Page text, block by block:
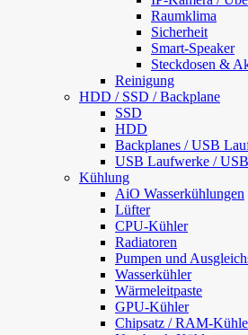
Raumklima
Sicherheit
Smart-Speaker
Steckdosen &
Reinigung
HDD / SSD / Backplane
SSD
HDD
Backplanes / USB
USB Laufwerke /
Kühlung
AiO Wasserkühlungen
Lüfter
CPU-Kühler
Radiatoren
Pumpen und
Wasserkühler
Wärmeleitpaste
GPU-Kühler
Chipsatz / RAM-